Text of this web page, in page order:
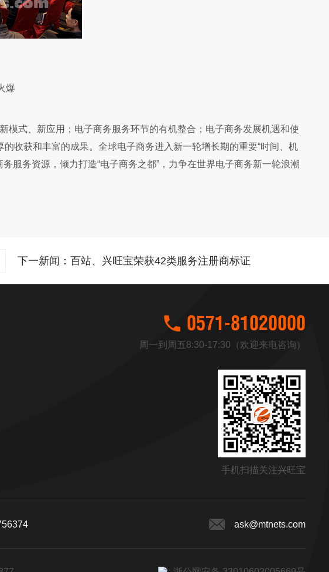
爆
式、新应用；电子商务服务环节的有机整合；电子商务发展机遇和使
收获和丰富的成果。全球电子商务进入新一轮增长期的重要“时间、机
服务资源，倾力打造“电子商务之都”，力争在世界电子商务新一轮浪潮
下一新闻：百站、兴旺宝荣获42类服务注册商标证
0571-81020000
周一到周五8:30-17:30（欢迎来电咨询）
手机扫描关注兴旺宝
ask@mtnets.com